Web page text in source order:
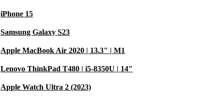
iPhone 15
Samsung Galaxy S23
Apple MacBook Air 2020 | 13.3" | M1
Lenovo ThinkPad T480 | i5-8350U | 14"
Apple Watch Ultra 2 (2023)